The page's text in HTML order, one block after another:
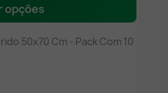
opções
50x70 Cm - Pack Com 10